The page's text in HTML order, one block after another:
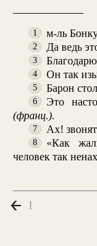
1 м-ль
2 Да ведь
3
4 Он так
5 Барон
6
Это
(франц.).
7 Ах!
8
«Как
человек так
I